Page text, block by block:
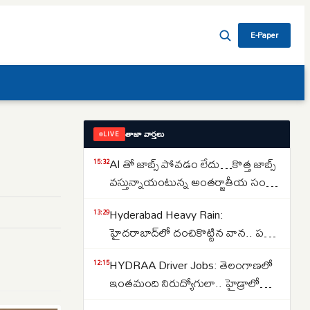
E-Paper
LIVE తాజా వార్తలు
15:32AI తో జాబ్స్ పోవడం లేదు…కొత్త జాబ్స్
వస్తున్నాయంటున్న అంతర్జాతీయ సంస్థ
13:29Hyderabad Heavy Rain:
హైదరాబాద్‌లో దంచికొట్టిన వాన.. పలు
అత్యవసరమైతే తప్ప ఇళ్ల నుంచి
బయటకు రావొద్దని సూచన..
12:15HYDRAA Driver Jobs: తెలంగాణలో
ఇంతమంది నిరుద్యోగులా.. హైడ్రాలో